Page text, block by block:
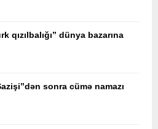
qızılbalığı” dünya bazarına
sonra cümə namazı